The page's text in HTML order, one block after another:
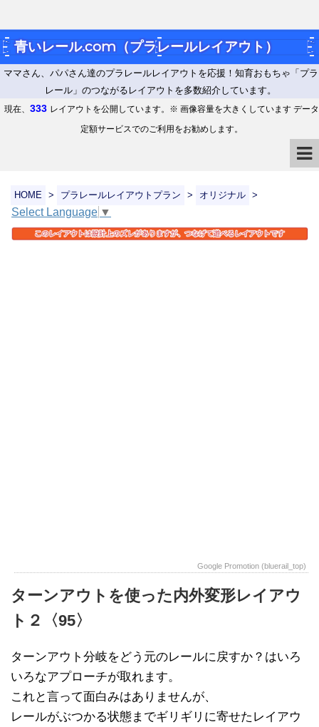
青いレール.com（プラレールレイアウト）
ママさん、パパさん達のプラレールレイアウトを応援！知育おもちゃ「プラ
レール」のつながるレイアウトを多数紹介しています。
現在、 333 レイアウトを公開しています。※ 画像容量を大きくしています データ
定額サービスでのご利用をお勧めします。
HOME > プラレールレイアウトプラン > オリジナル >
Select Language ▼
Google Promotion (bluerail_top)
ターンアウトを使った内外変形レイアウ
ト２〈95〉
ターンアウト分岐をどう元のレールに戻すか？はいろ
いろなアプローチが取れます。
これと言って面白みはありませんが、
レールがぶつかる状態までギリギリに寄せたレイアウ